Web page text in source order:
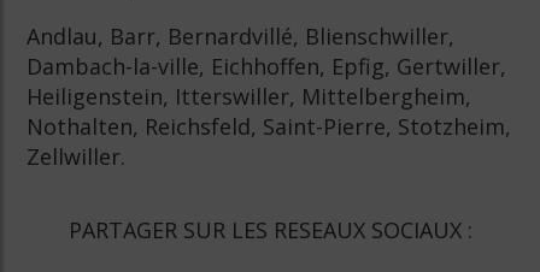
Andlau, Barr, Bernardvillé, Blienschwiller,
Dambach-la-ville, Eichhoffen, Epfig, Gertwiller,
Heiligenstein, Itterswiller, Mittelbergheim,
Nothalten, Reichsfeld, Saint-Pierre, Stotzheim,
Zellwiller.
PARTAGER SUR LES RESEAUX SOCIAUX :